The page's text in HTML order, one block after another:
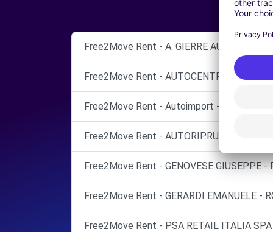
Free2Move Rent - A. GIERRE AUTO SRL -
Free2Move Rent - AUTOCENTRI
Free2Move Rent - Autoimport - Roma - Via
Free2Move Rent - AUTORIP.RUBINI SNC -
Free2Move Rent - GENOVESE GIUSEPPE -
Free2Move Rent - GERARDI EMANUELE -
Free2Move Rent - PSA RETAIL ITALIA